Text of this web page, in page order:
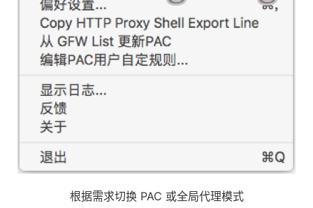
根据需求切换 PAC 或全局代理模式